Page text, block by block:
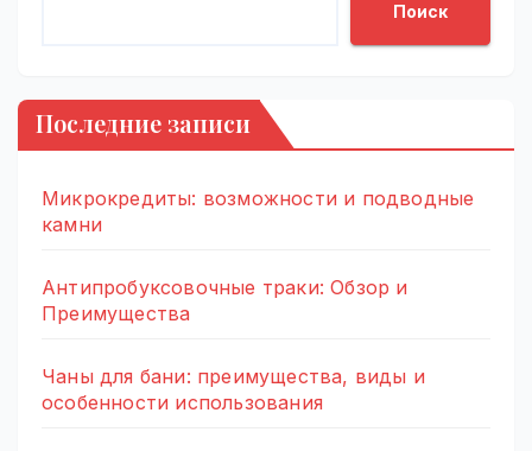
Поиск
Последние записи
Микрокредиты: возможности и подводные
камни
Антипробуксовочные траки: Обзор и
Преимущества
Чаны для бани: преимущества, виды и
особенности использования